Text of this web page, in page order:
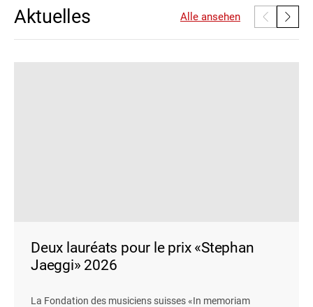
Aktuelles Alle ansehen
Deux lauréats pour le prix «Stephan
Jaeggi» 2026
La Fondation des musiciens suisses «In memoriam